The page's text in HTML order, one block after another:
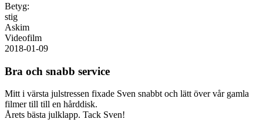
Betyg:
stig
Askim
Videofilm
2018-01-09
Bra och snabb service
Mitt i värsta julstressen fixade Sven snabbt och lätt över vår gamla
filmer till till en hårddisk.
Årets bästa julklapp. Tack Sven!